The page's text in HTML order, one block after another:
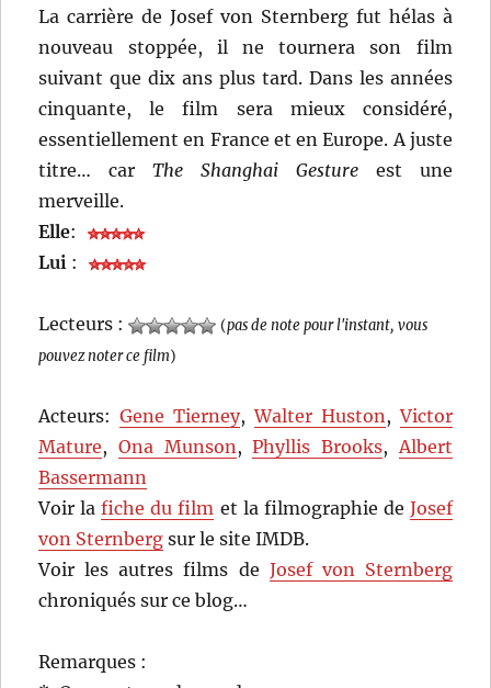
La carrière de Josef von Sternberg fut hélas à
nouveau stoppée, il ne tournera son film
suivant que dix ans plus tard. Dans les années
cinquante, le film sera mieux considéré,
essentiellement en France et en Europe. A juste
titre… carThe Shanghai Gestureest une
merveille.
Elle:
Lui :
Lecteurs : (pas de note pour l'instant, vous
pouvez noter ce film)
Acteurs:Gene Tierney,Walter Huston,Victor
Mature, Ona Munson,Phyllis Brooks,Albert
Bassermann
Voir lafiche du film et la filmographie de Josef
von Sternberg sur le site IMDB.
Voir les autres films de Josef von Sternberg
chroniqués sur ce blog…
Remarques :